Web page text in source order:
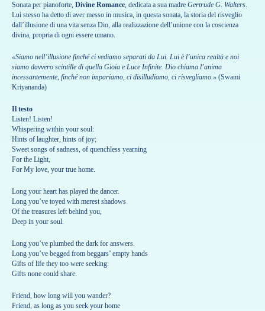
Sonata per pianoforte, Divine Romance, dedicata a sua madre Gertrude G. Walters.
Lui stesso ha detto di aver messo in musica, in questa sonata, la storia del risveglio
dall’illusione di una vita senza Dio, alla realizzazione dell’unione con la coscienza
divina, propria di ogni essere umano.
«Siamo nell’illusione finché ci vediamo separati da Lui. Lui è l’unica realtà e noi
siamo davvero scintille di quella Gioia e Luce Infinite. Dio chiama l’anima
incessantemente, finché non impariamo, ci disilludiamo, ci risvegliamo.» (Swami
Kriyananda)
Il testo
Listen! Listen!
Whispering within your soul:
Hints of laughter, hints of joy;
Sweet songs of sadness, of quenchless yearning
For the Light,
For My love, your true home.
Long your heart has played the dancer.
Long you’ve toyed with merest shadows
Of the treasures left behind you,
Deep in your soul.
Long you’ve plumbed the dark for answers.
Long you’ve begged from beggars’ empty hands
Gifts of life they too were seeking:
Gifts none could share.
Friend, how long will you wander?
Friend, as long as you seek your home